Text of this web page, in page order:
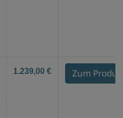
1.239,00 € Zum